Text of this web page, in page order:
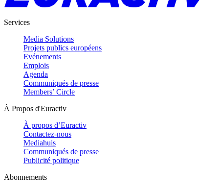
Services
Media Solutions
Projets publics européens
Evénements
Emplois
Agenda
Communiqués de presse
Members’ Circle
À Propos d'Euractiv
À propos d’Euractiv
Contactez-nous
Mediahuis
Communiqués de presse
Publicité politique
Abonnements